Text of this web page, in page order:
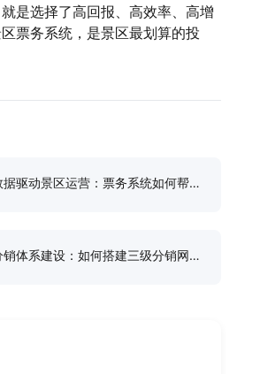
是选择了高回报、高效率、高增
票务系统，是景区最划算的投
据驱动景区运营：票务系统如何帮你
体系建设：如何搭建三级分销网络